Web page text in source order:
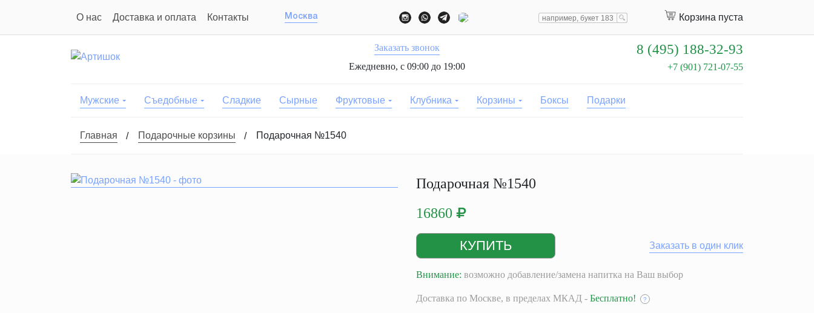
О нас Доставка и оплата Контакты Москва Корзина пуста
Заказать звонок
Ежедневно, с 09:00 до 19:00
8 (495) 188-32-93
+7 (901) 721-07-55
Мужские Съедобные Сладкие Сырные Фруктовые Клубника Корзины Боксы Подарки
Главная Подарочные корзины Подарочная №1540
Подарочная №1540
16860
Заказать в один клик
Внимание: возможно добавление/замена напитка на Ваш выбор
Доставка по Москве, в пределах МКАД - Бесплатно! ?